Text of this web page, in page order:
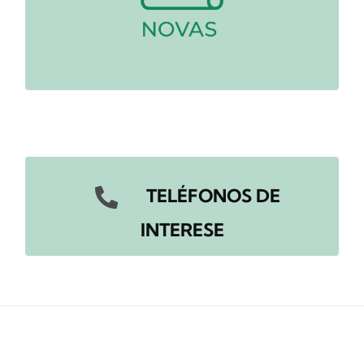
TELÉFONOS DE
INTERESE